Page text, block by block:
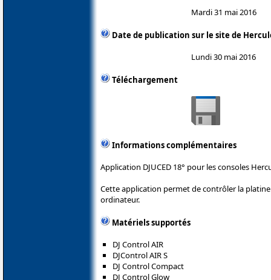
Mardi 31 mai 2016
Date de publication sur le site de
Lundi 30 mai 2016
Téléchargement
Informations complémentaires
Application DJUCED 18° pour les consoles
Cette application permet de contrôler la
ordinateur.
Matériels supportés
DJ Control AIR
DJControl AIR S
DJ Control Compact
DJ Control Glow